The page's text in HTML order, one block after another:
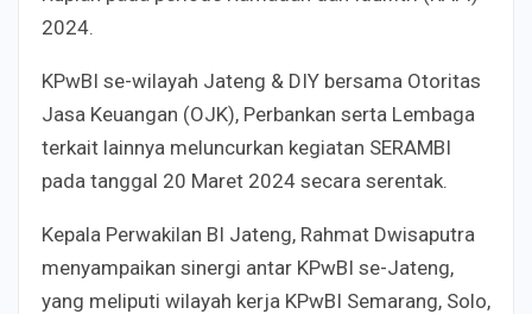
2024.
KPwBI se-wilayah Jateng & DIY bersama Otoritas
Jasa Keuangan (OJK), Perbankan serta Lembaga
terkait lainnya meluncurkan kegiatan SERAMBI
pada tanggal 20 Maret 2024 secara serentak.
Kepala Perwakilan BI Jateng, Rahmat Dwisaputra
menyampaikan sinergi antar KPwBI se-Jateng,
yang meliputi wilayah kerja KPwBI Semarang, Solo,